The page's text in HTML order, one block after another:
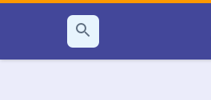
بحث
عن